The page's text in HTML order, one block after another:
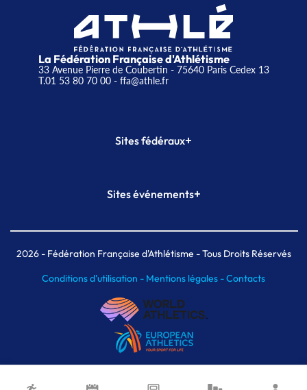
La Fédération Française d'Athlétisme
33 Avenue Pierre de Coubertin - 75640 Paris Cedex 13
T.01 53 80 70 00- ffa@athle.fr
Sites fédéraux+
Plateforme Formation
Sites événements+
Meeting de Paris indoor
MAIF Ekiden de Paris
2026- Fédération Française d'Athlétisme - Tous Droits Réservés
Conditions d'utilisation - Mentions légales -Contacts